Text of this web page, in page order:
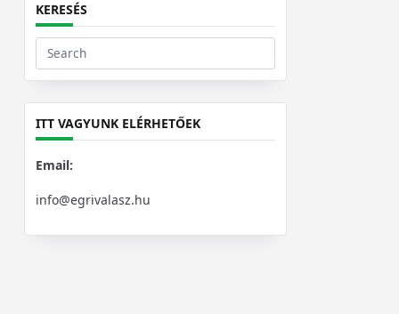
KERESÉS
Search
for:
ITT VAGYUNK ELÉRHETŐEK
Email:
info@egrivalasz.hu